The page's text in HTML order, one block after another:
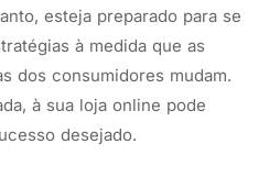
esteja preparado para se
à medida que as
dos consumidores mudam.
à sua loja online pode
desejado.